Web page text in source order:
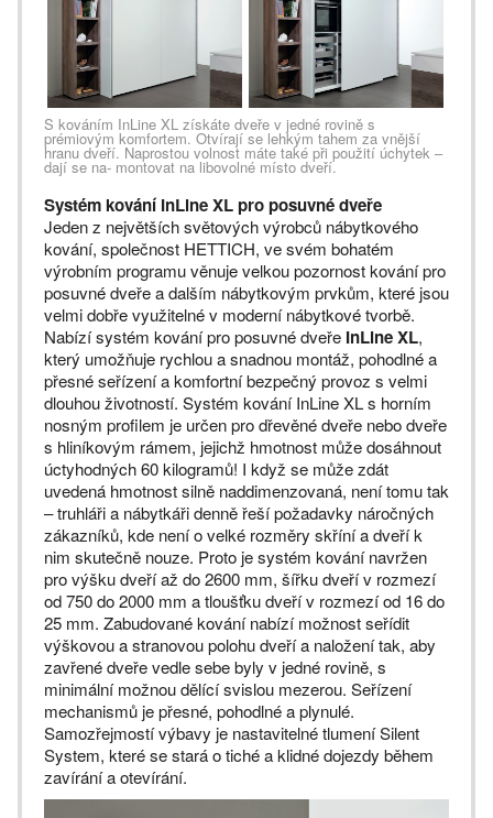
S kováním InLine XL získáte dveře v jedné rovině s
prémiovým komfortem. Otvírají se lehkým tahem za vnější
hranu dveří. Naprostou volnost máte také při použití úchytek –
dají se na- montovat na libovolné místo dveří.
Systém kování InLine XL pro posuvné dveře
Jeden z největších světových výrobců nábytkového
kování, společnost HETTICH, ve svém bohatém
výrobním programu věnuje velkou pozornost kování pro
posuvné dveře a dalším nábytkovým prvkům, které jsou
velmi dobře využitelné v moderní nábytkové tvorbě.
Nabízí systém kování pro posuvné dveře InLine XL,
který umožňuje rychlou a snadnou montáž, pohodlné a
přesné seřízení a komfortní bezpečný provoz s velmi
dlouhou životností. Systém kování InLine XL s horním
nosným profilem je určen pro dřevěné dveře nebo dveře
s hliníkovým rámem, jejichž hmotnost může dosáhnout
úctyhodných 60 kilogramů! I když se může zdát
uvedená hmotnost silně naddimenzovaná, není tomu tak
– truhláři a nábytkáři denně řeší požadavky náročných
zákazníků, kde není o velké rozměry skříní a dveří k
nim skutečně nouze. Proto je systém kování navržen
pro výšku dveří až do 2600 mm, šířku dveří v rozmezí
od 750 do 2000 mm a tloušťku dveří v rozmezí od 16 do
25 mm. Zabudované kování nabízí možnost seřídit
výškovou a stranovou polohu dveří a naložení tak, aby
zavřené dveře vedle sebe byly v jedné rovině, s
minimální možnou dělící svislou mezerou. Seřízení
mechanismů je přesné, pohodlné a plynulé.
Samozřejmostí výbavy je nastavitelné tlumení Silent
System, které se stará o tiché a klidné dojezdy během
zavírání a otevírání.